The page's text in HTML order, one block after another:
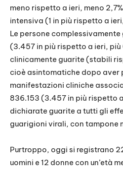
meno rispetto a ieri, meno
intensiva (1 in più rispetto a
Le persone
(3.457 in più rispetto a ieri, più
clinicamente guarite (stabili
cioè asintomatiche dopo aver
manifestazioni cliniche
836.153 (3.457 in più rispetto
dichiarate guarite a tutti gli
guarigioni virali, con tampone
Purtroppo, oggi si registrano
uomini e 12 donne con un’età